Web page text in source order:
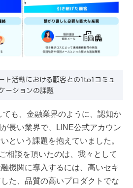
ト活動における顧客との1to1コミュ
ーションの課題
ても、金融業界のように、認知か
長い業界で、LINE公式アカウン
という課題を抱えていました。
相談を頂いたのは、我々として
機関に導入するには、高いセキ
た、品質の高いプロダクトでな